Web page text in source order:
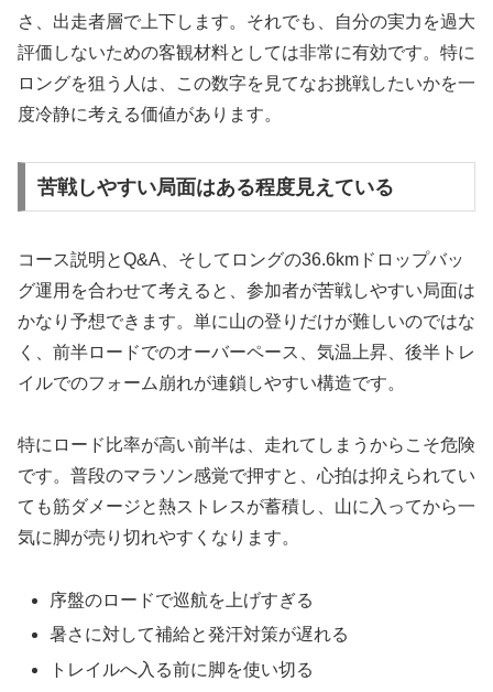
さ、出走者層で上下します。それでも、自分の実力を過大
評価しないための客観材料としては非常に有効です。特に
ロングを狙う人は、この数字を見てなお挑戦したいかを一
度冷静に考える価値があります。
苦戦しやすい局面はある程度見えている
コース説明とQ&A、そしてロングの36.6kmドロップバッ
グ運用を合わせて考えると、参加者が苦戦しやすい局面は
かなり予想できます。単に山の登りだけが難しいのではな
く、前半ロードでのオーバーペース、気温上昇、後半トレ
イルでのフォーム崩れが連鎖しやすい構造です。
特にロード比率が高い前半は、走れてしまうからこそ危険
です。普段のマラソン感覚で押すと、心拍は抑えられてい
ても筋ダメージと熱ストレスが蓄積し、山に入ってから一
気に脚が売り切れやすくなります。
序盤のロードで巡航を上げすぎる
暑さに対して補給と発汗対策が遅れる
トレイルへ入る前に脚を使い切る